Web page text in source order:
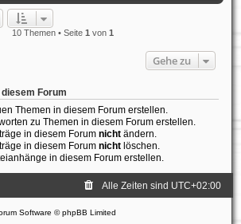
10 Themen • Seite 1 von 1
Gehe zu
Forum
Themen in diesem Forum erstellen.
zu Themen in diesem Forum erstellen.
in diesem Forum nichtändern.
in diesem Forum nichtlöschen.
in diesem Forum erstellen.
Alle Zeiten sind UTC+02:00
Software © phpBB Limited